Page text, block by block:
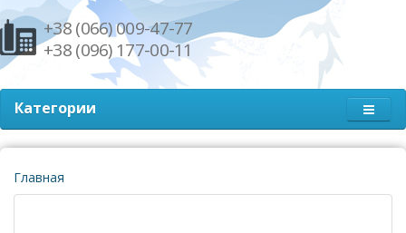
+38 (066) 009-47-77
+38 (096) 177-00-11
Категории
Главная